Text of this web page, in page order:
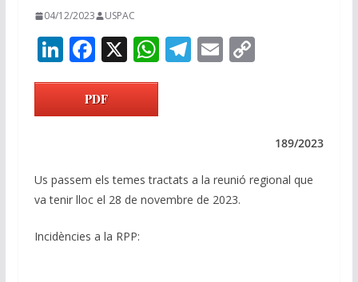
04/12/2023 USPAC
Li
n
k
e
n
F
ac
e
b
o
k
X W
p
p
T
m
E C
n
PDF
189/2023
Us passem els temes tractats a la reunió regional que
va tenir lloc el 28 de novembre de 2023.
Incidències a la RPP: